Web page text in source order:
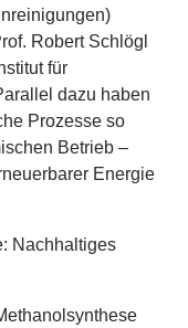
Robert Schlögl
für
dazu haben
Prozesse so
Betrieb –
Energie
Nachhaltiges